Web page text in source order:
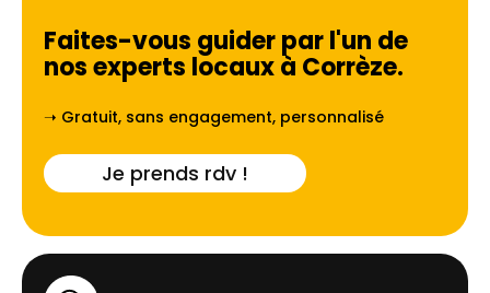
Faites-vous guider par l'un de
nos experts locaux à Corrèze.
➝ Gratuit, sans engagement, personnalisé
Je prends rdv !